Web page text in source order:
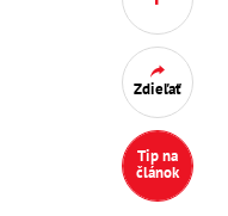
Zdieľať
Tip na
článok